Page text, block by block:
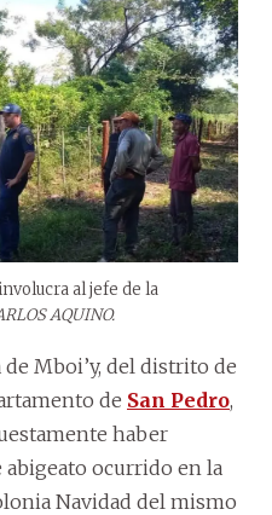
al jefe de la
AQUINO.
Mboi’y, del distrito de
de San Pedro,
haber
abigeato ocurrido en la
Navidad del mismo